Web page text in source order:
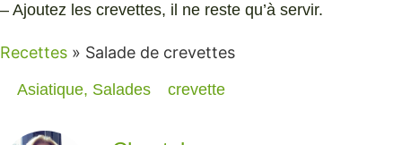
– Ajoutez les crevettes, il ne reste qu’à servir.
Recettes » Salade de crevettes
Asiatique, Salades crevette